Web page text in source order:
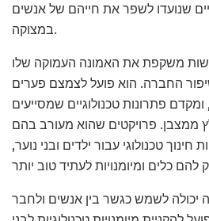
שנועדו לשפר את חייהם של אנשים
במצוקה.
משקפת את האמונה העמוקה שלו
החברה. הוא פועל לצמצם פערים
פתרונות טכנולוגיים שמסייעים
ממצבן. פרויקטים שהוא מעורב בהם
חינוך טכנולוגי עבור ילדים ובני נוער,
יכולה לשמש כגשר בין אנשים ולחבר